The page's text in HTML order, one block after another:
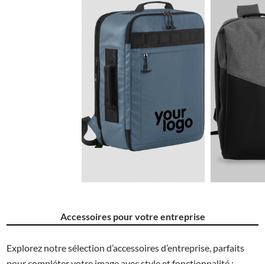
Accessoires pour votre entreprise
Explorez notre sélection d’accessoires d’entreprise, parfaits